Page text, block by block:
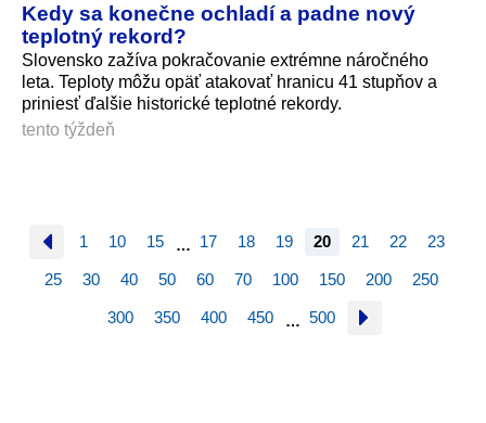
Kedy sa konečne ochladí a padne nový
teplotný rekord?
Slovensko zažíva pokračovanie extrémne náročného
leta. Teploty môžu opäť atakovať hranicu 41 stupňov a
priniesť ďalšie historické teplotné rekordy.
tento týždeň
1 10 15 … 17 18 19 20 21 22 23
25 30 40 50 60 70 100 150 200 250
300 350 400 450 … 500